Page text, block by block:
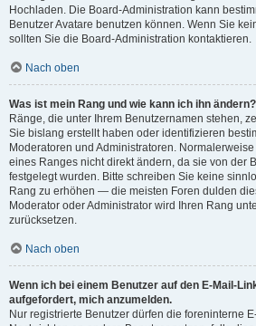
Hochladen. Die Board-Administration kann
Benutzer Avatare benutzen können. Wenn Sie
sollten Sie die Board-Administration kontaktieren.
Nach oben
Was ist mein Rang und wie kann ich ihn ändern?
Ränge, die unter Ihrem Benutzernamen stehen,
Sie bislang erstellt haben oder identifizieren
Moderatoren und Administratoren.
eines Ranges nicht direkt ändern, da sie von der
festgelegt wurden. Bitte schreiben Sie keine
Rang zu erhöhen — die meisten Foren dulden
Moderator oder Administrator wird Ihren Rang
zurücksetzen.
Nach oben
Wenn ich bei einem Benutzer auf den E-Mail-
aufgefordert, mich anzumelden.
Nur registrierte Benutzer dürfen die foreninterne